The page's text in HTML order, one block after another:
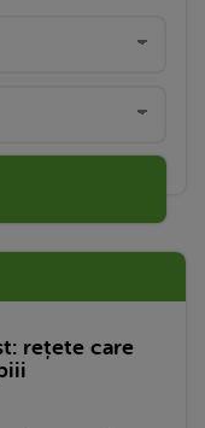
rețete care